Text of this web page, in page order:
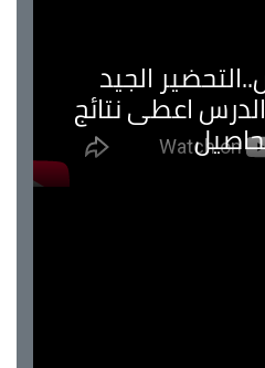
الجيد
اعطى نتائج